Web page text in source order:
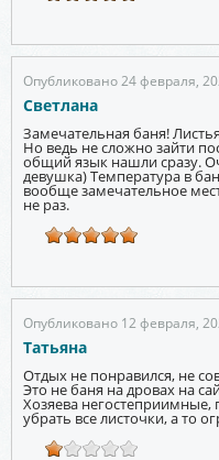
Опубликовано 24 февраля,
Светлана
Замечательная баня!
Но ведь не сложно зайти
общий язык нашли сразу.
девушка) Температура в
вообще замечательное
не раз.
Опубликовано 12 февраля,
Татьяна
Отдых не понравился, не
Это не баня на дровах на
Хозяева
убрать все листочки, а то